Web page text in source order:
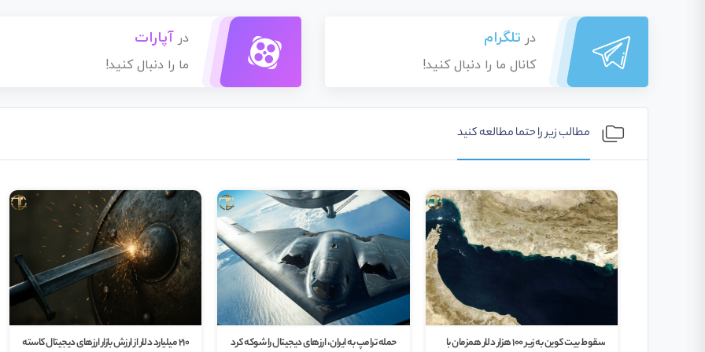
در تلگرام
کانال ما را دنبال کنید!
در آپارات
ما را دنبال کنید!
مطالب زیر را حتما مطالعه کنید
سقوط بیت کوین به زیر ۱۰۰ هزار دلار همزمان با
حمله ترامپ به ایران، ارزهای دیجیتال را شوکه کرد
210 میلیارد دلار از ارزش بازار ارزهای دیجیتال کاسته